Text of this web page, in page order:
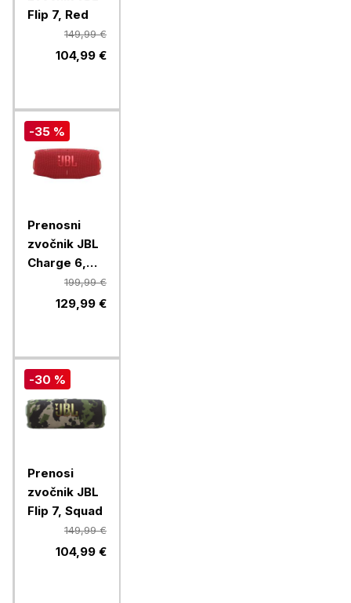
Flip 7, Red
149,99 €
104,99 €
-35 %
Prenosni
zvočnik JBL
Charge 6,
199,99 €
129,99 €
-30 %
Prenosi
zvočnik JBL
Flip 7, Squad
149,99 €
104,99 €